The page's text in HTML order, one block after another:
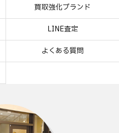
買取強化ブランド
LINE査定
よくある質問